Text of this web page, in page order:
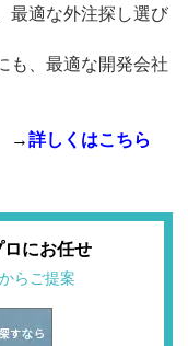
最適な外注探し選び
も、最適な開発会社
→詳しくはこちら
にお任せ
らご提案